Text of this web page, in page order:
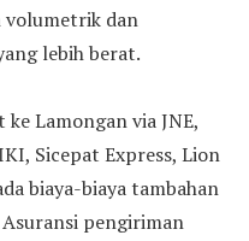
dan
lebih berat.
Lamongan via JNE,
Sicepat Express, Lion
biaya-biaya tambahan
pengiriman